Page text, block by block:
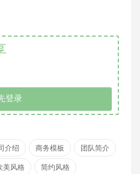
登录
介绍 商务模板 团队简介
美风格 简约风格